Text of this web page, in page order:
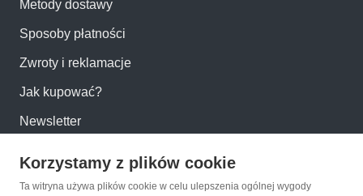
Metody dostawy
Sposoby płatności
Zwroty i reklamacje
Jak kupować?
Newsletter
Konto
Korzystamy z plików cookie
Ta witryna używa plików cookie w celu ulepszenia ogólnej wygody